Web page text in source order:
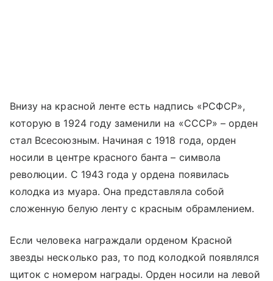
Внизу на красной ленте есть надпись «РСФСР»,
которую в 1924 году заменили на «СССР» – орден
стал Всесоюзным. Начиная с 1918 года, орден
носили в центре красного банта – символа
революции. С 1943 года у ордена появилась
колодка из муара. Она представляла собой
сложенную белую ленту с красным обрамлением.
Если человека награждали орденом Красной
звезды несколько раз, то под колодкой появлялся
щиток с номером награды. Орден носили на левой